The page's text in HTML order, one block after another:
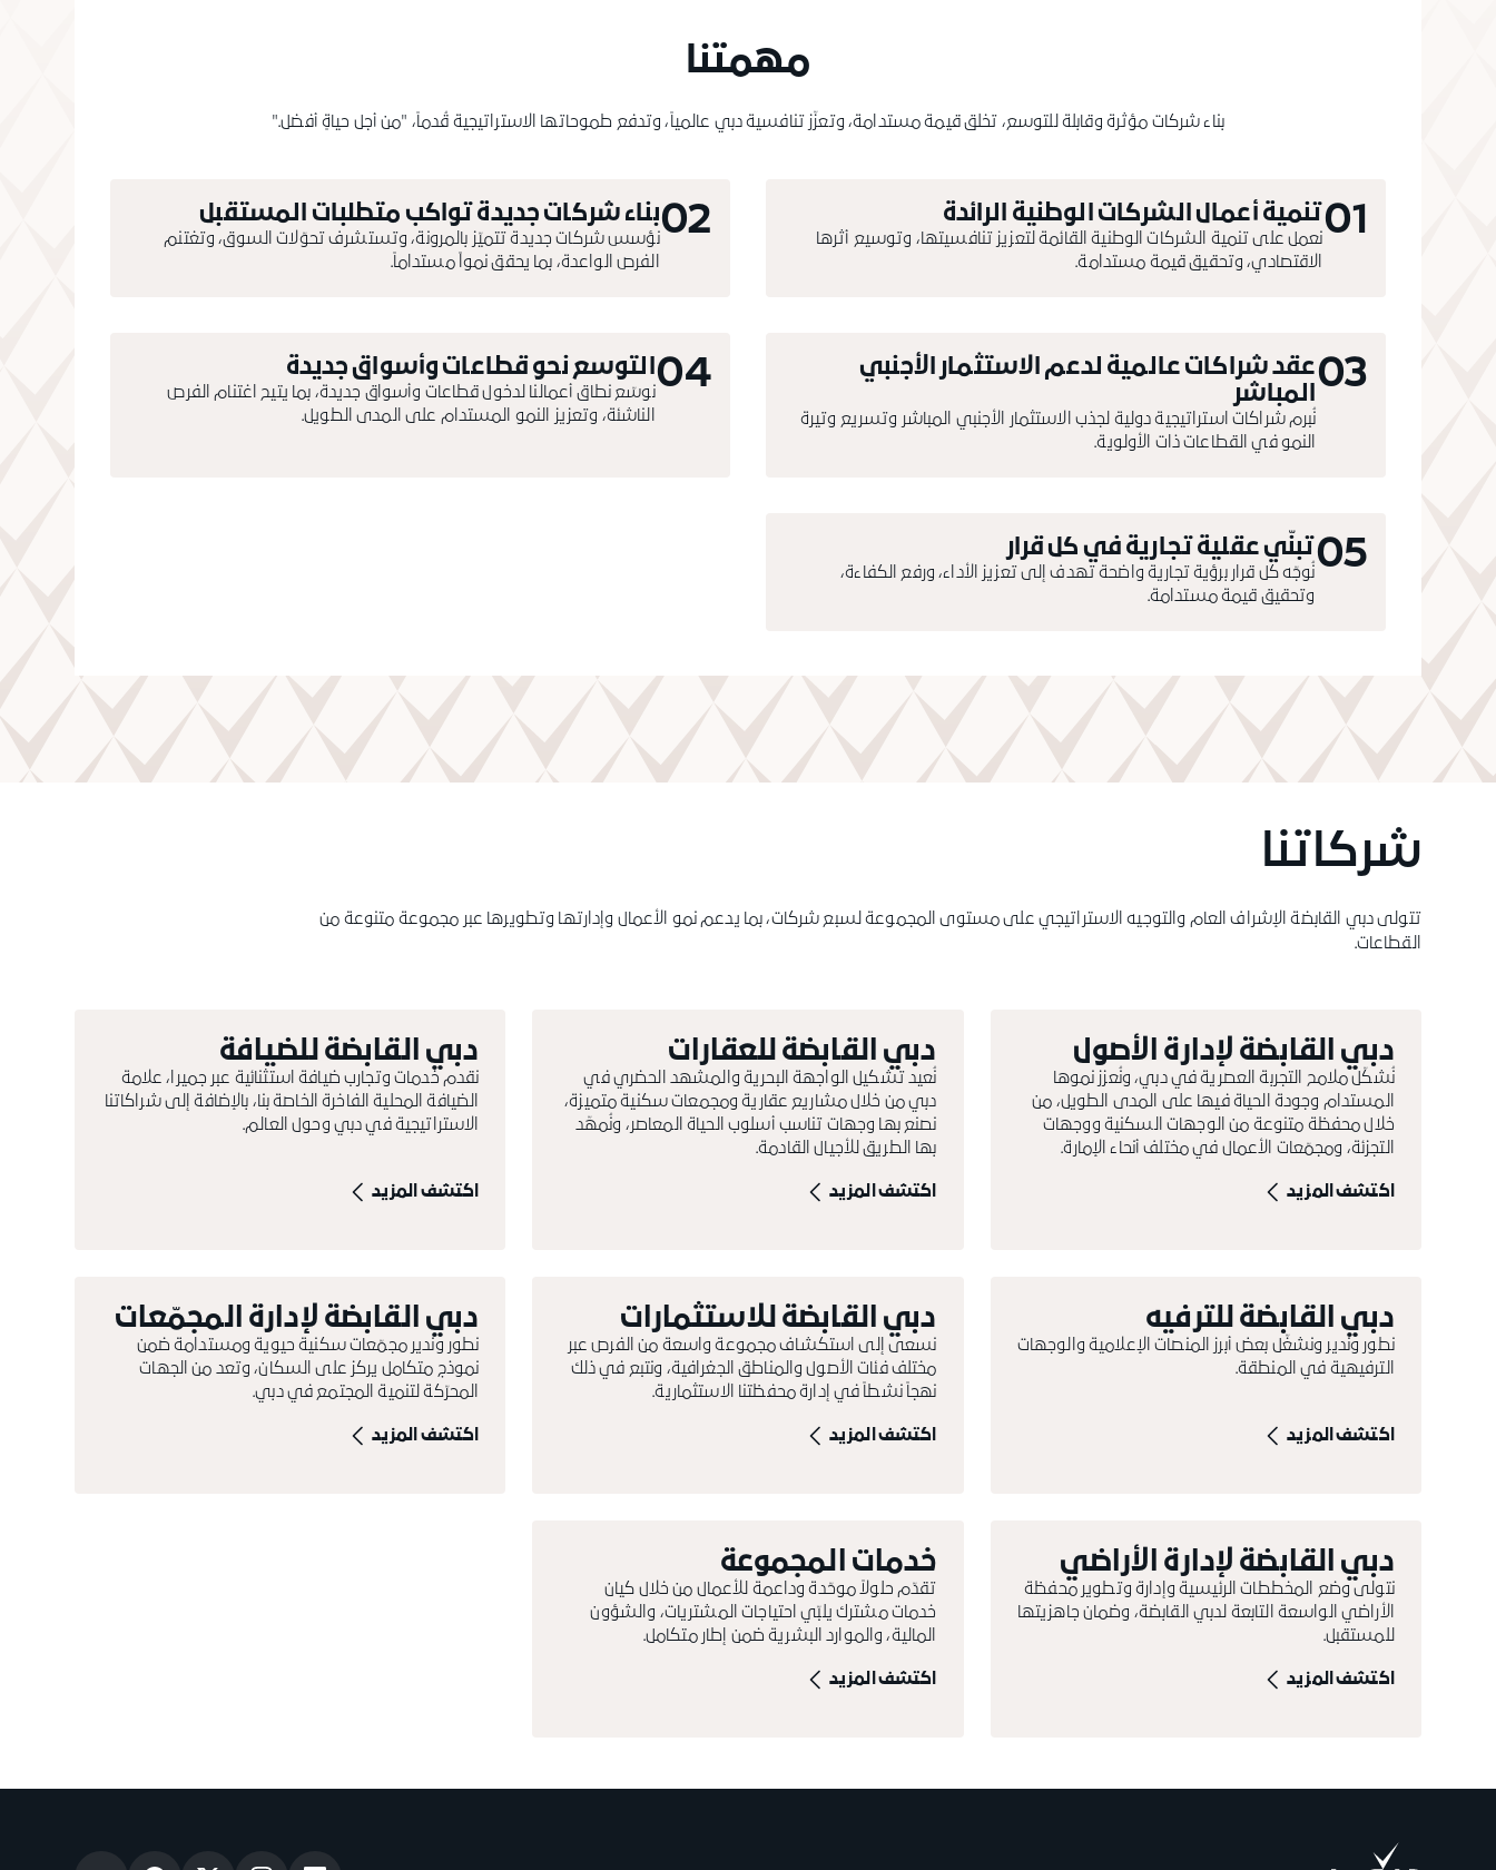
مهمتنا
بناء شركات مؤثرة وقابلة للتوسع، تخلق قيمة مستدامة، وتعزّز تنافسية دبي عالمياً، وتدفع طموحاتها الاستراتيجية قُدماً، "من أجل حياةٍ أفضل."
01تنمية أعمال الشركات الوطنية الرائدة
نعمل على تنمية الشركات الوطنية القائمة لتعزيز تنافسيتها، وتوسيع أثرها
الاقتصادي، وتحقيق قيمة مستدامة.
02بناء شركات جديدة تواكب متطلبات المستقبل
نؤسس شركات جديدة تتميّز بالمرونة، وتستشرف تحوّلات السوق، وتغتنم
الفرص الواعدة، بما يحقق نمواً مستداماً.
03عقد شراكات عالمية لدعم الاستثمار الأجنبي
المباشر
نُبرم شراكات استراتيجية دولية لجذب الاستثمار الأجنبي المباشر وتسريع وتيرة
النمو في القطاعات ذات الأولوية.
04التوسع نحو قطاعات وأسواق جديدة
نوسّع نطاق أعمالنا لدخول قطاعات وأسواق جديدة، بما يتيح اغتنام الفرص
الناشئة، وتعزيز النمو المستدام على المدى الطويل.
05تبنّي عقلية تجارية في كل قرار
نُوجّه كل قرار برؤية تجارية واضحة تهدف إلى تعزيز الأداء، ورفع الكفاءة،
وتحقيق قيمة مستدامة.
شركاتنا
تتولى دبي القابضة الإشراف العام والتوجيه الاستراتيجي على مستوى المجموعة لسبع شركات، بما يدعم نمو الأعمال وإدارتها وتطويرها عبر مجموعة متنوعة من
القطاعات.
دبي القابضة لإدارة الأصول
نُشكّل ملامح التجربة العصرية في دبي، ونُعزز نموها
المستدام وجودة الحياة فيها على المدى الطويل، من
خلال محفظة متنوعة من الوجهات السكنية ووجهات
التجزئة، ومجمّعات الأعمال في مختلف أنحاء الإمارة.
اكتشف المزيد
دبي القابضة للعقارات
نُعيد تشكيل الواجهة البحرية والمشهد الحضري في
دبي من خلال مشاريع عقارية ومجمعات سكنية متميزة،
نصنع بها وجهات تناسب أسلوب الحياة المعاصر، ونُمهّد
بها الطريق للأجيال القادمة.
اكتشف المزيد
دبي القابضة للضيافة
نقدم خدمات وتجارب ضيافة استثنائية عبر جميرا، علامة
الضيافة المحلية الفاخرة الخاصة بنا، بالإضافة إلى شراكاتنا
الاستراتيجية في دبي وحول العالم.
اكتشف المزيد
دبي القابضة للترفيه
نطور وندير ونشغّل بعض أبرز المنصات الإعلامية والوجهات
الترفيهية في المنطقة.
اكتشف المزيد
دبي القابضة للاستثمارات
نسعى إلى استكشاف مجموعة واسعة من الفرص عبر
مختلف فئات الأصول والمناطق الجغرافية، ونتبع في ذلك
نهجاً نشطاً في إدارة محفظتنا الاستثمارية.
اكتشف المزيد
دبي القابضة لإدارة المجمّعات
نطور وندير مجمّعات سكنية حيوية ومستدامة ضمن
نموذج متكامل يركز على السكان، وتعد من الجهات
المحرّكة لتنمية المجتمع في دبي.
اكتشف المزيد
دبي القابضة لإدارة الأراضي
نتولى وضع المخططات الرئيسية وإدارة وتطوير محفظة
الأراضي الواسعة التابعة لدبي القابضة، وضمان جاهزيتها
للمستقبل.
اكتشف المزيد
خدمات المجموعة
تقدّم حلولاً موحّدة وداعمة للأعمال من خلال كيان
خدمات مشترك يلبّي احتياجات المشتريات، والشؤون
المالية، والموارد البشرية ضمن إطار متكامل.
اكتشف المزيد